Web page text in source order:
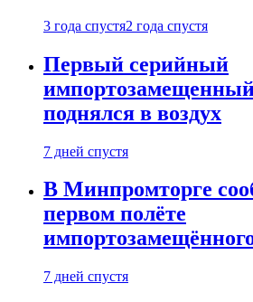
3 года спустя2 года спустя
Первый серийный
поднялся в воздух
7 дней спустя
В Минпромторге
первом полёте
7 дней спустя